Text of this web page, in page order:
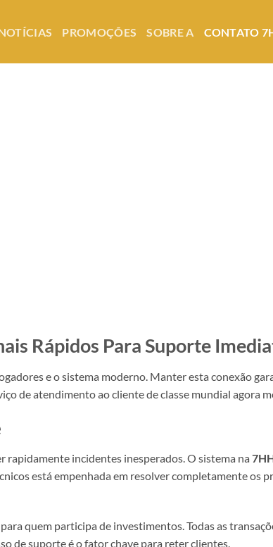
PROMOÇÕES SOBRE A CONTATO
Rápidos Para Suporte
e o sistema moderno. Manter esta conexão
de atendimento ao cliente de classe mundial agora
rapidamente incidentes inesperados. O sistema na
está empenhada em resolver completamente os
quem participa de investimentos. Todas as
de suporte é o fator chave para reter clientes.